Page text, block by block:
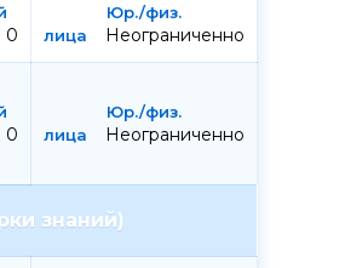
0 Неограниченно
0 Неограниченно
знаний)